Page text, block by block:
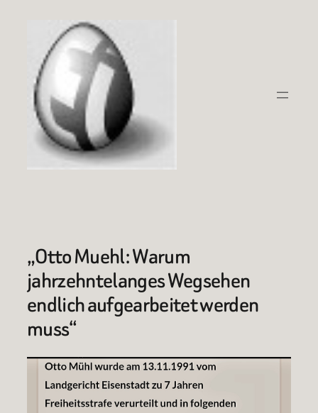
springen
„Otto Muehl: Warum
jahrzehntelanges Wegsehen
endlich aufgearbeitet werden
muss“